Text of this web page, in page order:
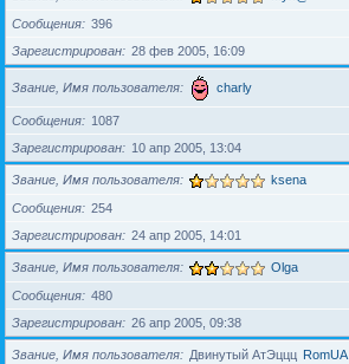
Сообщения
396
Зарегистрирован
28 фев 2005, 16:09
Звание, Имя пользователя charly
Сообщения
1087
Зарегистрирован
10 апр 2005, 13:04
Звание, Имя пользователя ksena
Сообщения
254
Зарегистрирован
24 апр 2005, 14:01
Звание, Имя пользователя Olga
Сообщения
480
Зарегистрирован
26 апр 2005, 09:38
Звание, Имя пользователя Двинутый АтЭццц RomUA